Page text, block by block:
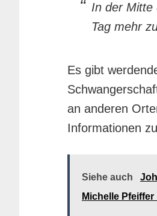
In der Mitte
Tag mehr
Es gibt
an anderen
Informationen
Siehe auch
Michelle